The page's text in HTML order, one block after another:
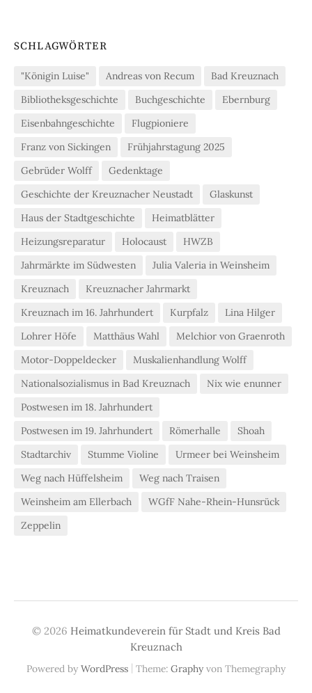
SCHLAGWÖRTER
"Königin Luise" Andreas von Recum
Bad Kreuznach
Bibliotheksgeschichte
Buchgeschichte
Ebernburg
Eisenbahngeschichte
Flugpioniere
Franz von Sickingen
Frühjahrstagung 2025
Gebrüder Wolff
Gedenktage
Geschichte der Kreuznacher Neustadt
Glaskunst
Haus der Stadtgeschichte
Heimatblätter
Heizungsreparatur
Holocaust
HWZB
Jahrmärkte im Südwesten
Julia Valeria in Weinsheim
Kreuznach
Kreuznacher Jahrmarkt
Kreuznach im 16. Jahrhundert
Kurpfalz
Lina Hilger
Lohrer Höfe
Matthäus Wahl
Melchior von Graenroth
Motor-Doppeldecker
Muskalienhandlung Wolff
Nationalsozialismus in Bad Kreuznach
Nix wie enunner
Postwesen im 18. Jahrhundert
Postwesen im 19. Jahrhundert
Römerhalle
Shoah
Stadtarchiv
Stumme Violine
Urmeer bei Weinsheim
Weg nach Hüffelsheim
Weg nach Traisen
Weinsheim am Ellerbach
WGfF Nahe-Rhein-Hunsrück
Zeppelin
© 2026 Heimatkundeverein für Stadt und Kreis Bad
Kreuznach
Powered by WordPress | Theme: Graphy von Themegraphy